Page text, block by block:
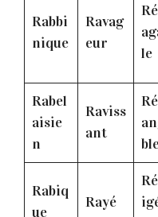
Rabbi
nique
Ravag
eur
le
Rabel
aisie
n
Raviss
ant
Rabiq
ue
Rayé